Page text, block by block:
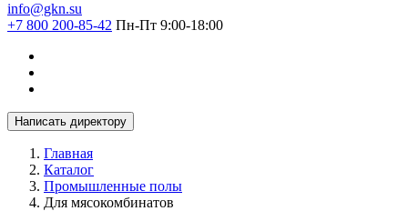
info@gkn.su
+7 800 200-85-42 Пн-Пт 9:00-18:00
Написать директору
Главная
Каталог
Промышленные полы
Для мясокомбинатов